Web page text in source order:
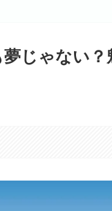
じゃない？